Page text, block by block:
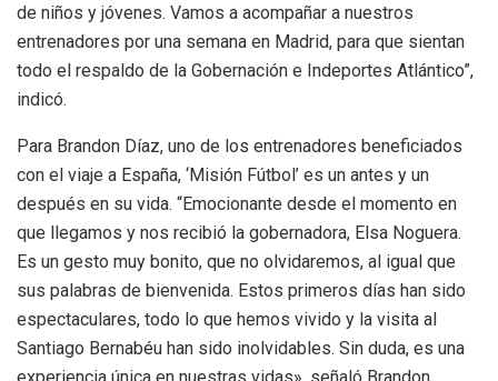
de niños y jóvenes. Vamos a acompañar a nuestros
entrenadores por una semana en Madrid, para que sientan
todo el respaldo de la Gobernación e Indeportes Atlántico”,
indicó.
Para Brandon Díaz, uno de los entrenadores beneficiados
con el viaje a España, ‘Misión Fútbol’ es un antes y un
después en su vida. “Emocionante desde el momento en
que llegamos y nos recibió la gobernadora, Elsa Noguera.
Es un gesto muy bonito, que no olvidaremos, al igual que
sus palabras de bienvenida. Estos primeros días han sido
espectaculares, todo lo que hemos vivido y la visita al
Santiago Bernabéu han sido inolvidables. Sin duda, es una